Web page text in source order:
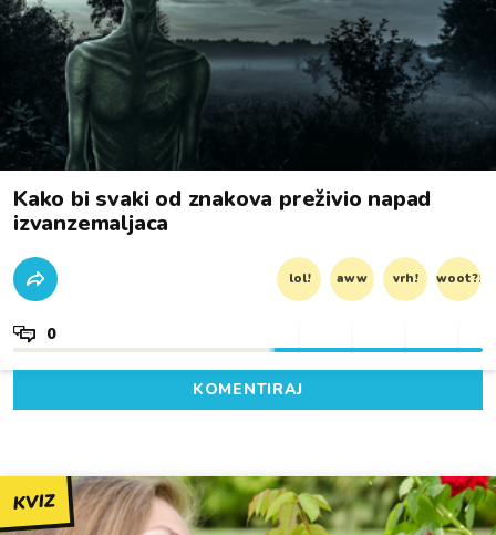
Kako bi svaki od znakova preživio napad
izvanzemaljaca
lol! aww vrh! woot?!
0
KOMENTIRAJ
KVIZ